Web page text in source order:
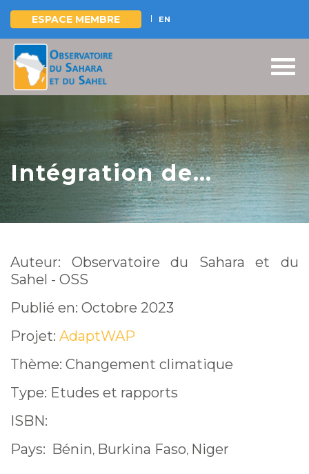
Aller
contenu
principal
ESPACE MEMBRE EN
Intégration de
l’adaptation au
changement
climatique dans la
gestion du Complexe
WAP
Auteur: Observatoire du Sahara et du
Sahel - OSS
Publié en: Octobre 2023
Projet: AdaptWAP
Thème: Changement climatique
Type: Etudes et rapports
ISBN:
Pays: Bénin, Burkina Faso, Niger